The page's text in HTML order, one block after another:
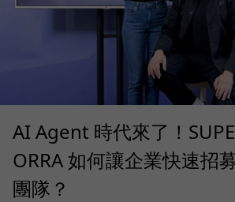
AI Agent 時代來了！
ORRA 如何讓企業快速招
團隊？